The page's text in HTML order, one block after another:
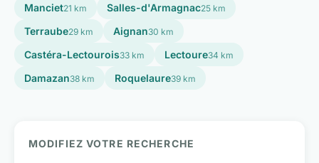
Manciet21 km Salles-d'Armagnac25 km
Terraube29 km Aignan30 km
Castéra-Lectourois33 km Lectoure34 km
Damazan38 km Roquelaure39 km
MODIFIEZ VOTRE RECHERCHE